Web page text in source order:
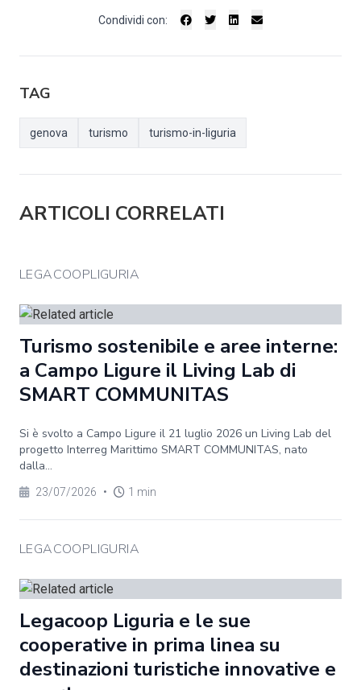
Condividi con:
TAG
genova turismo turismo-in-liguria
ARTICOLI CORRELATI
LEGACOOPLIGURIA
Turismo sostenibile e aree interne:
a Campo Ligure il Living Lab di
SMART COMMUNITAS
Si è svolto a Campo Ligure il 21 luglio 2026 un Living Lab del
progetto Interreg Marittimo SMART COMMUNITAS, nato
dalla...
23/07/2026 • 1 min
LEGACOOPLIGURIA
Legacoop Liguria e le sue
cooperative in prima linea su
destinazioni turistiche innovative e